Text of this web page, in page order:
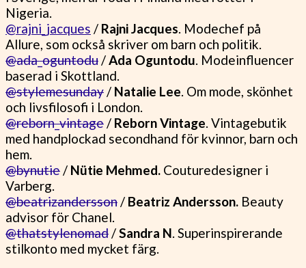
Nigeria.
@rajni_jacques / Rajni Jacques. Modechef på
Allure, som också skriver om barn och politik.
@ada_oguntodu/Ada Oguntodu. Modeinfluencer
baserad i Skottland.
@stylemesunday/ Natalie Lee. Om mode, skönhet
och livsfilosofi i London.
@reborn_vintage/ Reborn Vintage. Vintagebutik
med handplockad secondhand för kvinnor, barn och
hem.
@bynutie/ Nütie Mehmed. Couturedesigner i
Varberg.
@beatrizandersson/ Beatriz Andersson. Beauty
advisor för Chanel.
@thatstylenomad/Sandra N. Superinspirerande
stilkonto med mycket färg.